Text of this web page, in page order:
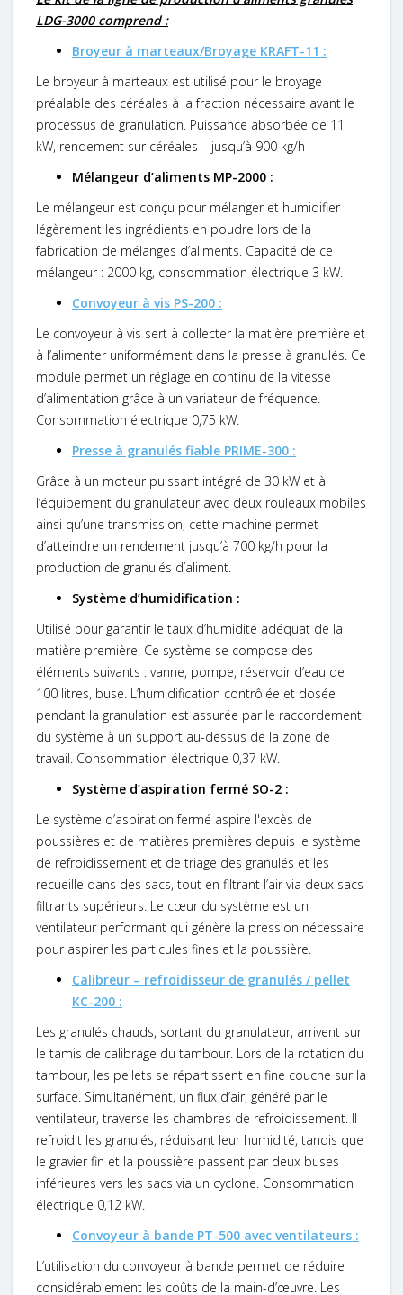
LDG-3000 comprend :
Broyeur à marteaux/Broyage KRAFT-11 :
Le broyeur à marteaux est utilisé pour le broyage
préalable des céréales à la fraction nécessaire avant le
processus de granulation. Puissance absorbée de 11
kW, rendement sur céréales – jusqu’à 900 kg/h
Mélangeur d’aliments MP-2000 :
Le mélangeur est conçu pour mélanger et humidifier
légèrement les ingrédients en poudre lors de la
fabrication de mélanges d’aliments. Capacité de ce
mélangeur : 2000 kg, consommation électrique 3 kW.
Convoyeur à vis PS-200 :
Le convoyeur à vis sert à collecter la matière première et
à l’alimenter uniformément dans la presse à granulés. Ce
module permet un réglage en continu de la vitesse
d’alimentation grâce à un variateur de fréquence.
Consommation électrique 0,75 kW.
Presse à granulés fiable PRIME-300 :
Grâce à un moteur puissant intégré de 30 kW et à
l’équipement du granulateur avec deux rouleaux mobiles
ainsi qu’une transmission, cette machine permet
d’atteindre un rendement jusqu’à 700 kg/h pour la
production de granulés d’aliment.
Système d’humidification :
Utilisé pour garantir le taux d’humidité adéquat de la
matière première. Ce système se compose des
éléments suivants : vanne, pompe, réservoir d’eau de
100 litres, buse. L’humidification contrôlée et dosée
pendant la granulation est assurée par le raccordement
du système à un support au-dessus de la zone de
travail. Consommation électrique 0,37 kW.
Système d’aspiration fermé SO-2 :
Le système d’aspiration fermé aspire l'excès de
poussières et de matières premières depuis le système
de refroidissement et de triage des granulés et les
recueille dans des sacs, tout en filtrant l’air via deux sacs
filtrants supérieurs. Le cœur du système est un
ventilateur performant qui génère la pression nécessaire
pour aspirer les particules fines et la poussière.
Calibreur – refroidisseur de granulés / pellet
KC-200 :
Les granulés chauds, sortant du granulateur, arrivent sur
le tamis de calibrage du tambour. Lors de la rotation du
tambour, les pellets se répartissent en fine couche sur la
surface. Simultanément, un flux d’air, généré par le
ventilateur, traverse les chambres de refroidissement. Il
refroidit les granulés, réduisant leur humidité, tandis que
le gravier fin et la poussière passent par deux buses
inférieures vers les sacs via un cyclone. Consommation
électrique 0,12 kW.
Convoyeur à bande PT-500 avec ventilateurs :
L’utilisation du convoyeur à bande permet de réduire
considérablement les coûts de la main-d’œuvre. Les